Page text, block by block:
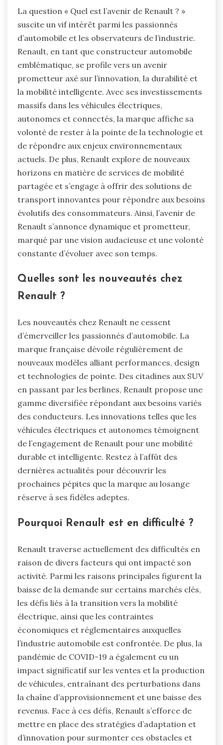
La question « Quel est l’avenir de Renault ? »
suscite un vif intérêt parmi les passionnés
d’automobile et les observateurs de l’industrie.
Renault, en tant que constructeur automobile
emblématique, se profile vers un avenir
prometteur axé sur l’innovation, la durabilité et
la mobilité intelligente. Avec ses investissements
massifs dans les véhicules électriques,
autonomes et connectés, la marque affiche sa
volonté de rester à la pointe de la technologie et
de répondre aux enjeux environnementaux
actuels. De plus, Renault explore de nouveaux
horizons en matière de services de mobilité
partagée et s’engage à offrir des solutions de
transport innovantes pour répondre aux besoins
évolutifs des consommateurs. Ainsi, l’avenir de
Renault s’annonce dynamique et prometteur,
marqué par une vision audacieuse et une volonté
constante d’évoluer avec son temps.
Quelles sont les nouveautés chez
Renault ?
Les nouveautés chez Renault ne cessent
d’émerveiller les passionnés d’automobile. La
marque française dévoile régulièrement de
nouveaux modèles alliant performances, design
et technologies de pointe. Des citadines aux SUV
en passant par les berlines, Renault propose une
gamme diversifiée répondant aux besoins variés
des conducteurs. Les innovations telles que les
véhicules électriques et autonomes témoignent
de l’engagement de Renault pour une mobilité
durable et intelligente. Restez à l’affût des
dernières actualités pour découvrir les
prochaines pépites que la marque au losange
réserve à ses fidèles adeptes.
Pourquoi Renault est en difficulté ?
Renault traverse actuellement des difficultés en
raison de divers facteurs qui ont impacté son
activité. Parmi les raisons principales figurent la
baisse de la demande sur certains marchés clés,
les défis liés à la transition vers la mobilité
électrique, ainsi que les contraintes
économiques et réglementaires auxquelles
l’industrie automobile est confrontée. De plus, la
pandémie de COVID-19 a également eu un
impact significatif sur les ventes et la production
de véhicules, entraînant des perturbations dans
la chaîne d’approvisionnement et une baisse des
revenus. Face à ces défis, Renault s’efforce de
mettre en place des stratégies d’adaptation et
d’innovation pour surmonter ces obstacles et